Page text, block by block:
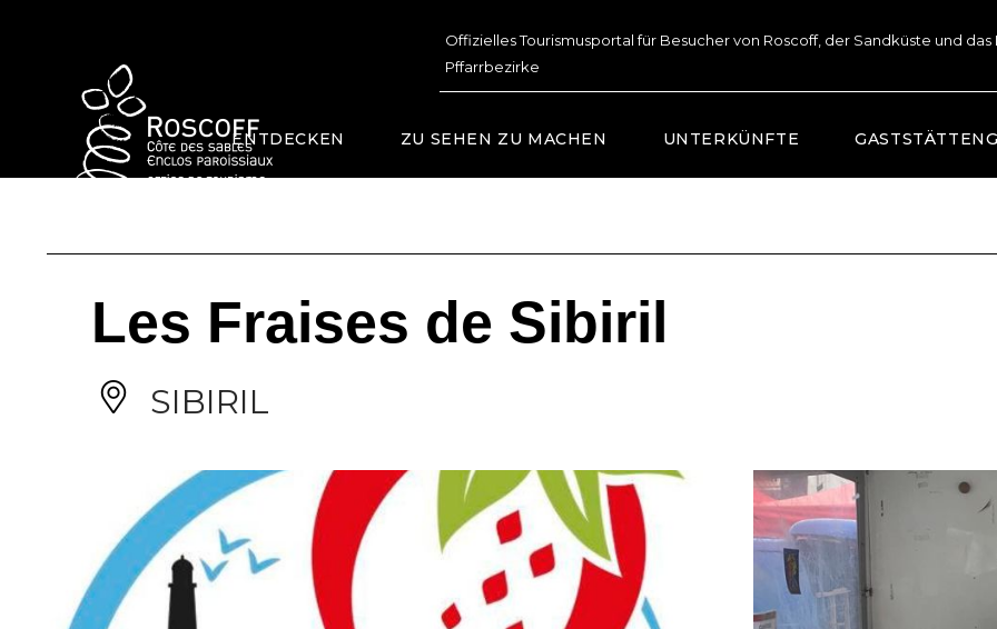
Offizielles Tourismusportal für Besucher von Roscoff, der Sandküste und das
Pffarrbezirke
ENTDECKEN ZU SEHEN ZU MACHEN UNTERKÜNFTE
Les Fraises de Sibiril
SIBIRIL